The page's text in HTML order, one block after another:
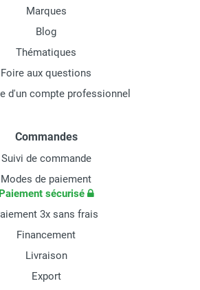
Marques
Blog
Thématiques
Foire aux questions
d'un compte professionnel
Commandes
Suivi de commande
Modes de paiement
Paiement sécurisé
3x sans frais
Financement
Livraison
Export